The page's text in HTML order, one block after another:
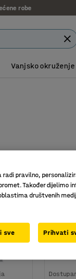
robe
Vanjsko okruženje
radi pravilno,
Također dijelimo
društvenih
sve Prihvati